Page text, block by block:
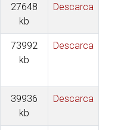
27648
kb
Descarca
73992
kb
Descarca
39936
kb
Descarca